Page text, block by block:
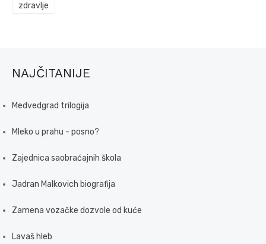
zdravlje
NAJČITANIJE
Medvedgrad trilogija
Mleko u prahu - posno?
Zajednica saobraćajnih škola
Jadran Malkovich biografija
Zamena vozačke dozvole od kuće
Lavaš hleb